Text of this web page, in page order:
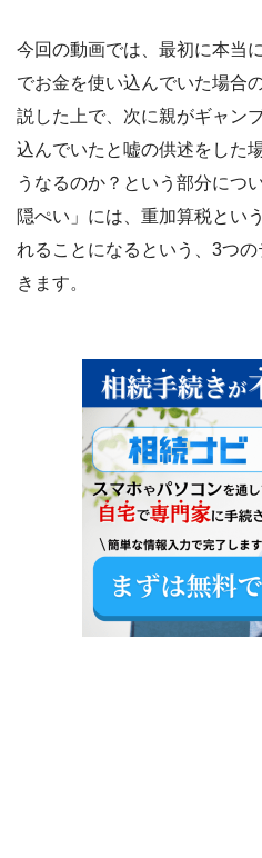
今回の動画では、最初に本当
でお金を使い込んでいた場合
説した上で、次に親がギャン
込んでいたと嘘の供述をした
うなるのか？という部分につ
隠ぺい」には、重加算税とい
れることになるという、3つ
きます。